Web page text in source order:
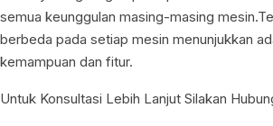
semua keunggulan masing-masing
berbeda pada setiap mesin menunjukkan
kemampuan dan fitur.
Untuk Konsultasi Lebih Lanjut Silakan